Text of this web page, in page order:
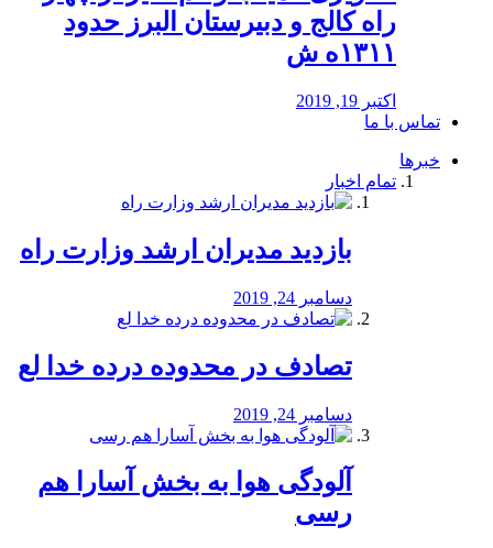
راه كالج و دبيرستان البرز حدود
۱۳۱۱ه ش
اکتبر 19, 2019
تماس با ما
خبرها
تمام اخبار
بازدید مدیران ارشد وزارت راه
دسامبر 24, 2019
تصادف در محدوده درده خدا لع
دسامبر 24, 2019
آلودگی هوا به بخش آسارا هم
رسی